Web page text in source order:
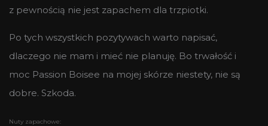
z pewnością nie jest zapachem dla trzpiotki.
Po tych wszystkich pozytywach warto napisać,
dlaczego nie mam i mieć nie planuję. Bo trwałość i
moc Passion Boisee na mojej skórze niestety, nie są
dobre. Szkoda.
Nuty zapachowe: